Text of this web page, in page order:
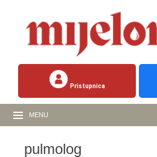
Pristupnica
MENU
pulmolog